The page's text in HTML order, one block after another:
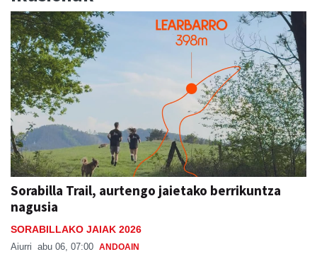
Sorabilla Trail, aurtengo jaietako berrikuntza
nagusia
SORABILLAKO JAIAK 2026
Aiurri abu 06, 07:00 ANDOAIN